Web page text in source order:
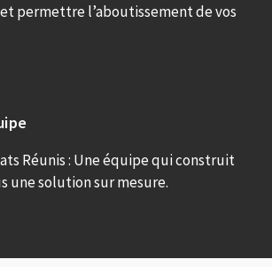
permettre l’aboutissement de vos
Réunis : Une équipe qui construit
une solution sur mesure.